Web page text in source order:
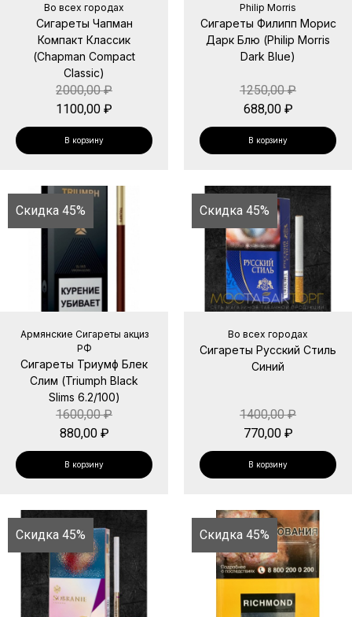
Во всех городах
Сигареты Чапман
Компакт Классик
(Chapman Compact
Classic)
2000,00₽
1100,00 ₽
В корзину
Philip Morris
Сигареты Филипп Морис
Дарк Блю (Philip Morris
Dark Blue)
1250,00₽
688,00 ₽
В корзину
Скидка 45%
Армянские Сигареты акциз
РФ
Сигареты Триумф Блек
Слим (Triumph Black
Slims 6.2/100)
1600,00₽
880,00 ₽
В корзину
Скидка 45%
Во всех городах
Сигареты Русский Стиль
Синий
1400,00₽
770,00 ₽
В корзину
Скидка 45% Скидка 45%